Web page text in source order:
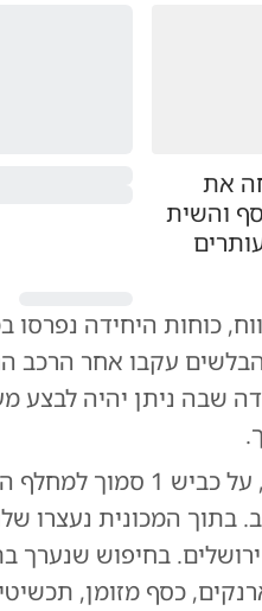
את
והשית
כוחות היחידה
הבלשים עקבו אחר
שבה ניתן יהיה לבצע
בסופו של דבר, על
בתוך המכונית נעצרו
בחיפוש שנערך
כסף מזומן,